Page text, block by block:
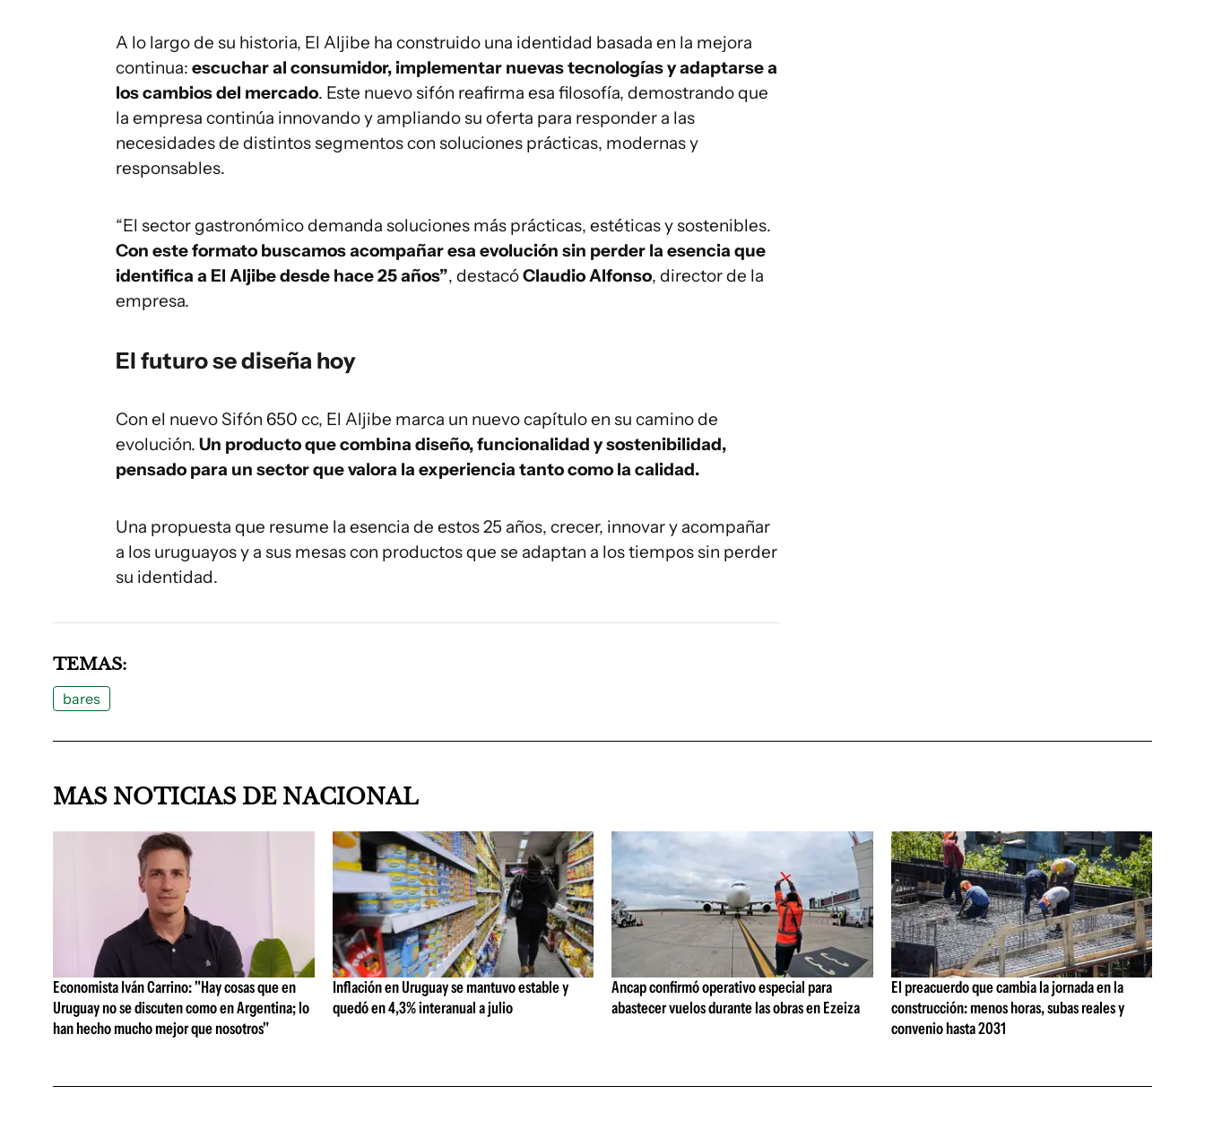
A lo largo de su historia, El Aljibe ha construido una identidad basada en la mejora
continua: escuchar al consumidor, implementar nuevas tecnologías y adaptarse a
los cambios del mercado. Este nuevo sifón reafirma esa filosofía, demostrando que
la empresa continúa innovando y ampliando su oferta para responder a las
necesidades de distintos segmentos con soluciones prácticas, modernas y
responsables.
“El sector gastronómico demanda soluciones más prácticas, estéticas y sostenibles.
Con este formato buscamos acompañar esa evolución sin perder la esencia que
identifica a El Aljibe desde hace 25 años”, destacóClaudio Alfonso, director de la
empresa.
El futuro se diseña hoy
Con el nuevo Sifón 650 cc, El Aljibe marca un nuevo capítulo en su camino de
evolución. Un producto que combina diseño, funcionalidad y sostenibilidad,
pensado para un sector que valora la experiencia tanto como la calidad.
Una propuesta que resume la esencia de estos 25 años, crecer, innovar y acompañar
a los uruguayos y a sus mesas con productos que se adaptan a los tiempos sin perder
su identidad.
TEMAS:
bares
MAS NOTICIAS DE NACIONAL
Economista Iván Carrino: "Hay cosas que en
Uruguay no se discuten como en Argentina; lo
han hecho mucho mejor que nosotros"
Inflación en Uruguay se mantuvo estable y
quedó en 4,3% interanual a julio
Ancap confirmó operativo especial para
abastecer vuelos durante las obras en Ezeiza
El preacuerdo que cambia la jornada en la
construcción: menos horas, subas reales y
convenio hasta 2031